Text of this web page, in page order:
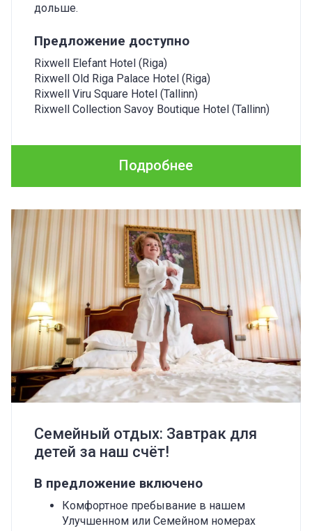
дольше.
Предложение доступно
Rixwell Elefant Hotel (Riga)
Rixwell Old Riga Palace Hotel (Riga)
Rixwell Viru Square Hotel (Tallinn)
Rixwell Collection Savoy Boutique Hotel (Tallinn)
Подробнее
Семейный отдых: Завтрак для
детей за наш счёт!
В предложение включено
Комфортное пребывание в нашем
Улучшенном или Семейном номерах